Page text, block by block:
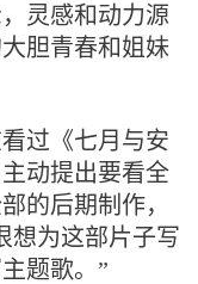
灵感和动力源
胆青春和姐妹
过《七月与安
动提出要看全
的后期制作，
想为这部片子写
题歌。”